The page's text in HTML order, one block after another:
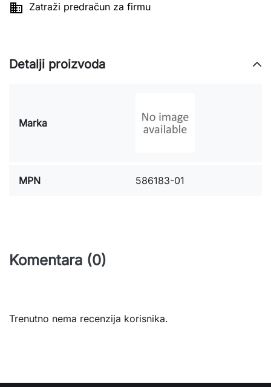
 Zatraži predračun za firmu
Detalji proizvoda
Marka
MPN 586183-01
Komentara (0)
Trenutno nema recenzija korisnika.